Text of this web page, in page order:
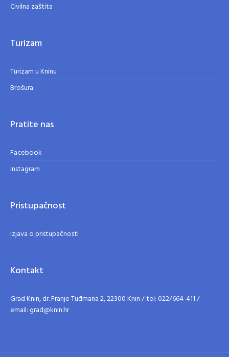
Civilna zaštita
Turizam
Turizam u Kninu
Brošura
Pratite nas
Facebook
Instagram
Pristupačnost
Izjava o pristupačnosti
Kontakt
Grad Knin, dr. Franje Tuđmana 2, 22300 Knin / tel: 022/664-411 /
email: grad@knin.hr